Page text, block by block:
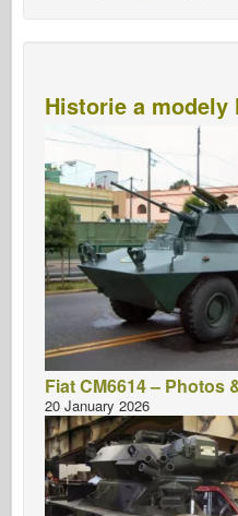
Historie a modely
Fiat CM6614 – Photos
20 January 2026